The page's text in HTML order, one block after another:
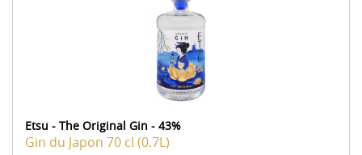
Etsu - The Original Gin - 43%
Gin du Japon 70 cl (0.7L)